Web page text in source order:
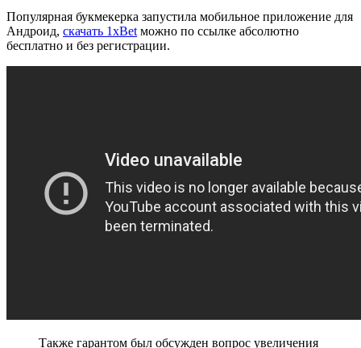
Популярная букмекерка запустила мобильное приложение для
Андроид, скачать 1xBet можно по ссылке абсолютно
бесплатно и без регистрации.
Также гарантом был обсужден вопрос увеличения